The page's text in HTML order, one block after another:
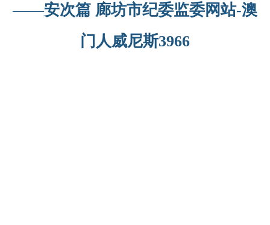
——安次篇 廊坊市纪委监委网站-澳
门人威尼斯3966